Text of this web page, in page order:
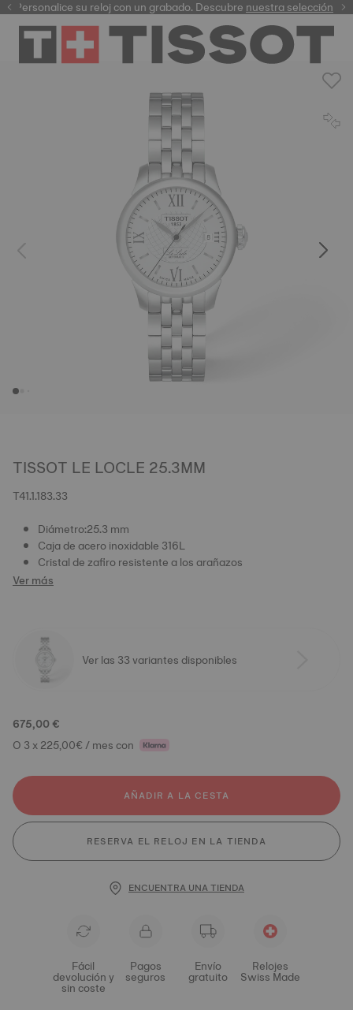
Personalice su reloj con un grabado. Descubrenuestra selección
garantía digital
TISSOT LE LOCLE 25.3MM
T41.1.183.33
Diámetro:25.3 mm
Caja de acero inoxidable 316L
Cristal de zafiro resistente a los arañazos
Ver más
Ver las 33 variantes disponibles
675,00 €
O 3 x 225,00€ / mes con
AÑADIR A LA CESTA
RESERVA EL RELOJ EN LA TIENDA
ENCUENTRA UNA TIENDA
Fácil
devolución y
sin coste
Pagos
seguros
Envío
gratuito
Relojes
Swiss Made